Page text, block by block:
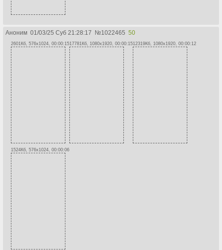
Аноним 01/03/25 Суб 21:28:17 №1022465 50
2601Кб, 576x1024, 00:00:1517781Кб, 1080x1920, 00:00:1512319Кб, 1080x1920, 00:00:12
1524Кб, 576x1024, 00:00:06